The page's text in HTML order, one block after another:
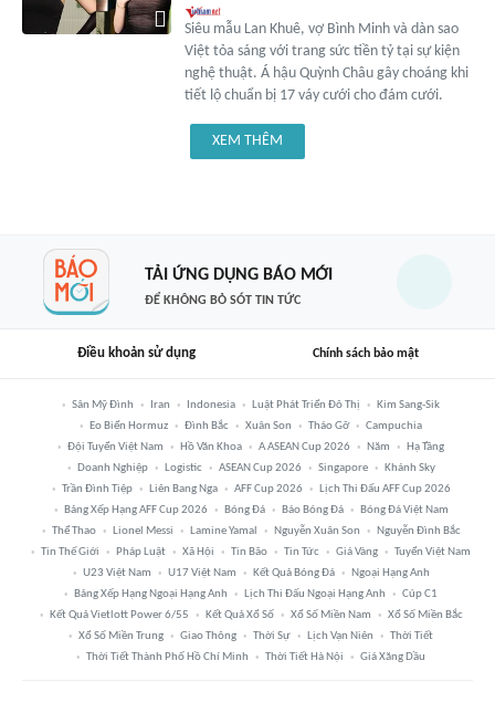
Siêu mẫu Lan Khuê, vợ Bình Minh và dàn sao
Việt tỏa sáng với trang sức tiền tỷ tại sự kiện
nghệ thuật. Á hậu Quỳnh Châu gây choáng khi
tiết lộ chuẩn bị 17 váy cưới cho đám cưới.
XEM THÊM
TẢI ỨNG DỤNG BÁO MỚI
ĐỂ KHÔNG BỎ SÓT TIN TỨC
Điều khoản sử dụng Chính sách bảo mật
Sân Mỹ Đình Iran Indonesia Luật Phát Triển Đô Thị
Kim Sang-Sik
Eo Biển Hormuz
Đình Bắc Xuân Son Tháo Gỡ
Campuchia
Đội Tuyển Việt Nam
Hồ Văn Khoa A ASEAN Cup 2026 Năm
Hạ Tầng
Doanh Nghiệp
Logistic ASEAN Cup 2026 Singapore
Khánh Sky
Trần Đình Tiệp
Liên Bang Nga AFF Cup 2026
Lịch Thi Đấu AFF Cup 2026
Bảng Xếp Hạng AFF Cup 2026
Bóng Đá Báo Bóng Đá
Bóng Đá Việt Nam
Thể Thao
Lionel Messi Lamine Yamal Nguyễn Xuân Son
Nguyễn Đình Bắc
Tin Thế Giới
Pháp Luật Xã Hội Tin Bão Tin Tức Giá Vàng
Tuyển Việt Nam
U23 Việt Nam
U17 Việt Nam Kết Quả Bóng Đá
Ngoại Hạng Anh
Bảng Xếp Hạng Ngoại Hạng Anh
Lịch Thi Đấu Ngoại Hạng Anh
Cúp C1
Kết Quả Vietlott Power 6/55
Kết Quả Xổ Số Xổ Số Miền Nam
Xổ Số Miền Bắc
Xổ Số Miền Trung
Giao Thông Thời Sự Lịch Vạn Niên
Thời Tiết
Thời Tiết Thành Phố Hồ Chí Minh
Thời Tiết Hà Nội Giá Xăng Dầu